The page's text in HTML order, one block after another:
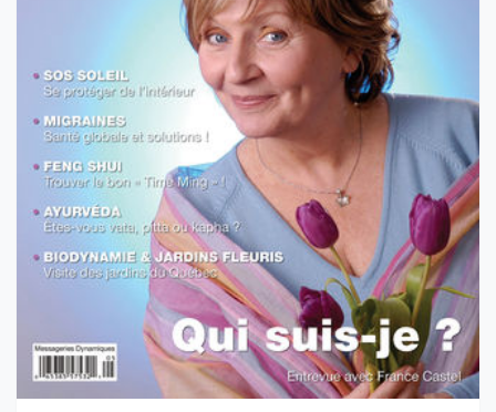
VOL 4 NO 5 - MAI 2005
L'IDENTITÉ : Qui suis-je?